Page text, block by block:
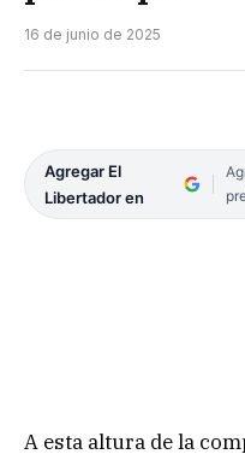
16 de junio de 2025
Agregar El
Libertador en
A esta altura de la